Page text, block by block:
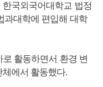
국외국어대학교 법정
과대학에 편입해 대학
활동하면서 환경 변
에서 활동했다.